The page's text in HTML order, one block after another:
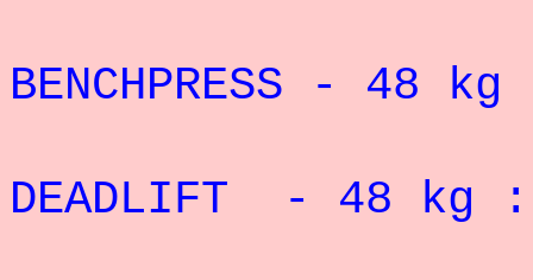
BENCHPRESS -
DEADLIFT - 48 kg